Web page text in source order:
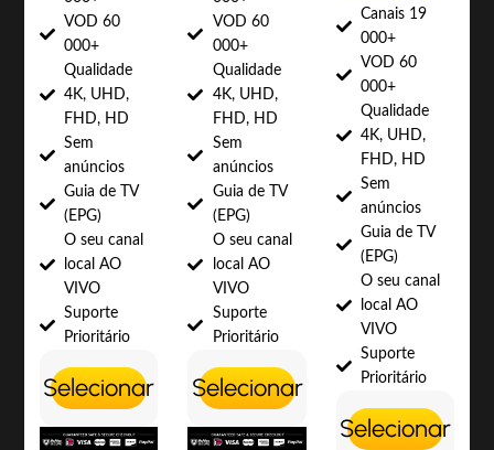
VOD 60
000+
Qualidade
4K, UHD,
FHD, HD
Sem
anúncios
Guia de TV
(EPG)
O seu canal
local AO
VIVO
Suporte
Prioritário
Selecionar
VOD 60
000+
Qualidade
4K, UHD,
FHD, HD
Sem
anúncios
Guia de TV
(EPG)
O seu canal
local AO
VIVO
Suporte
Prioritário
Selecionar
Canais 19
000+
VOD 60
000+
Qualidade
4K, UHD,
FHD, HD
Sem
anúncios
Guia de TV
(EPG)
O seu canal
local AO
VIVO
Suporte
Prioritário
Selecionar